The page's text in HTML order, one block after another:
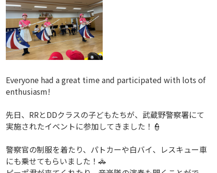
Everyone had a great time and participated with lots of
enthusiasm!
先日、RRとDDクラスの子どもたちが、武蔵野警察署にて
実施されたイベントに参加してきました！👮
警察官の制服を着たり、パトカーや白バイ、レスキュー車
にも乗せてもらいました！🚓